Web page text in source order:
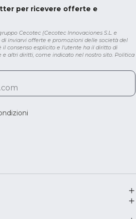
per ricevere offerte e
Cecotec (Cecotec Innovaciones S.L. e
di inviarvi offerte e promozioni delle società del
consenso esplicito e l'utente ha il diritto di
e altri diritti, come indicato nel nostro sito. Politica